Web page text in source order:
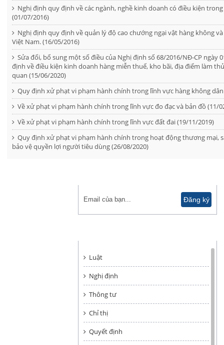
Nghị định quy định về các ngành, nghề kinh doanh có điều kiện
(01/07/2016)
Nghị định quy định về quản lý độ cao chướng ngại vật hàng không
Việt Nam. (16/05/2016)
Sửa đổi, bổ sung một số điều của Nghị định số 68/2016/NĐ-CP ngày
định về điều kiện kinh doanh hàng miễn thuế, kho bãi, địa điểm làm
quan (15/06/2020)
Quy định xử phạt vi phạm hành chính trong lĩnh vực hàng không
Về xử phạt vi phạm hành chính trong lĩnh vực đo đạc và bản đồ (11/
Về xử phạt vi phạm hành chính trong lĩnh vực đất đai (19/11/2019)
Quy định xử phạt vi phạm hành chính trong hoạt động thương mại,
bảo vệ quyền lợi người tiêu dùng (26/08/2020)
Luật
Nghị định
Thông tư
Chỉ thị
Quyết định